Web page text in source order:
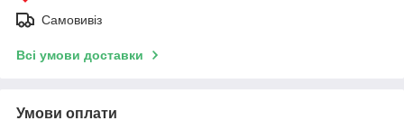
Самовивіз
Всі умови доставки
Умови оплати